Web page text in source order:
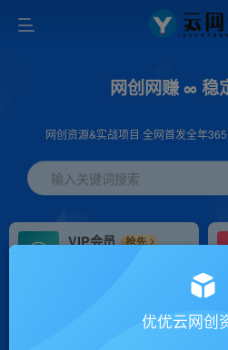
网创网赚 ∞ 稳
网创资源&实战项目 全网首发全年
输入关键词搜索
VIP会员
抢先
会员专属推广链接优优云网创